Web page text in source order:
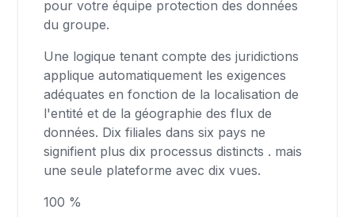
pour votre équipe protection des données
du groupe.
Une logique tenant compte des juridictions
applique automatiquement les exigences
adéquates en fonction de la localisation de
l'entité et de la géographie des flux de
données. Dix filiales dans six pays ne
signifient plus dix processus distincts . mais
une seule plateforme avec dix vues.
100 %